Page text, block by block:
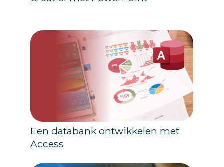
Een databank ontwikkelen met
Access